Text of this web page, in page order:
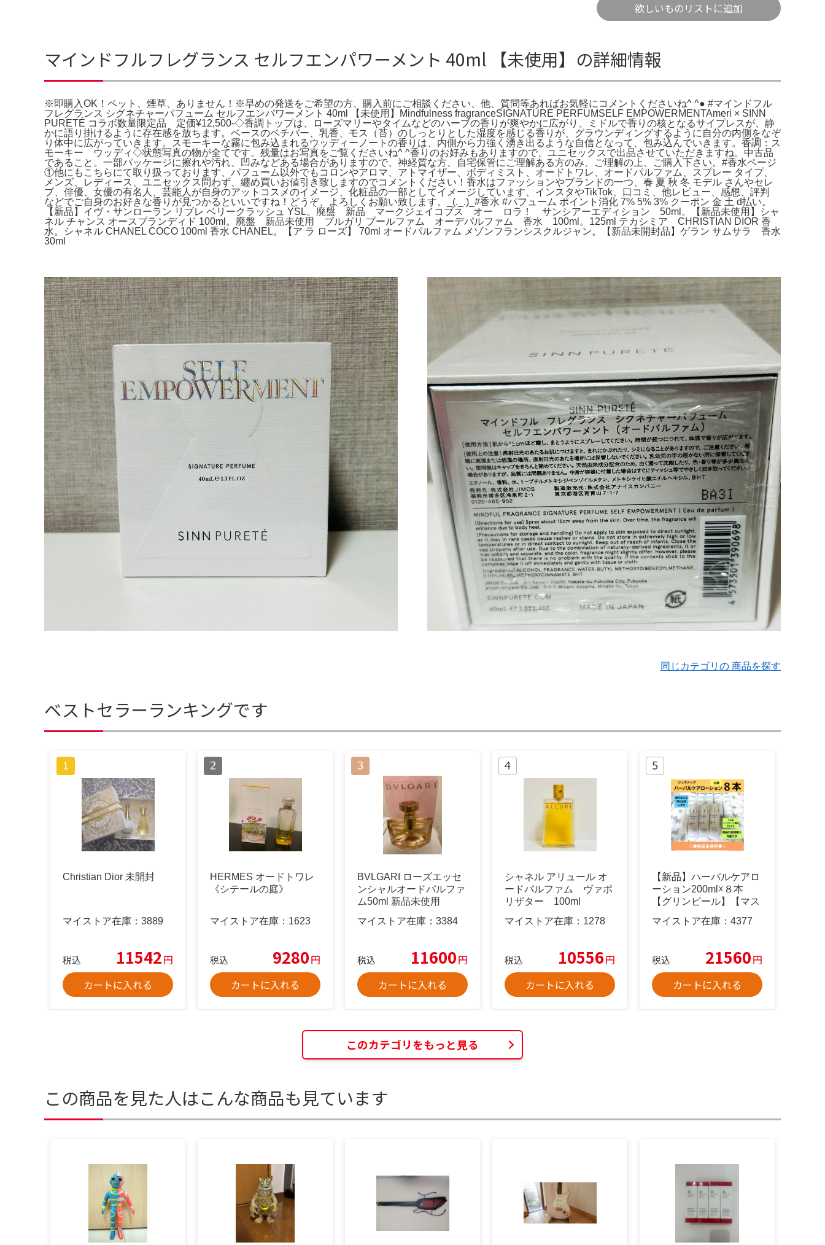
欲しいものリストに追加
マインドフルフレグランス セルフエンパワーメント 40ml 【未使用】の詳細情報
※即購入OK！ペット、煙草、ありません！※早めの発送をご希望の方、購入前にご相談ください、他、質問等あればお気軽にコメントくださいね^ ^● #マインドフル
フレグランス シグネチャーパフューム セルフエンパワーメント 40ml 【未使用】Mindfulness fragranceSIGNATURE PERFUMSELF EMPOWERMENTAmeri × SINN
PURETÉ コラボ数量限定品 定価¥12,500-◇香調トップは、ローズマリーやタイムなどのハーブの香りが爽やかに広がり、ミドルで香りの核となるサイプレスが、静
かに語り掛けるように存在感を放ちます。ベースのベチバー、乳香、モス（苔）のしっとりとした湿度を感じる香りが、グラウンディングするように自分の内側をなぞ
り体中に広がっていきます。スモーキーな霧に包み込まれるウッディーノートの香りは、内側から力強く湧き出るような自信となって、包み込んでいきます。香調：ス
モーキー ウッディ◇状態写真の物が全てです。残量はお写真をご覧くださいね^ ^香りのお好みもありますので、ユニセックスで出品させていただきますね。中古品
であること。一部パッケージに擦れや汚れ、凹みなどある場合がありますので、神経質な方、自宅保管にご理解ある方のみ、ご理解の上、ご購入下さい。#香水ページ
①他にもこちらにて取り扱っております、パフューム以外でもコロンやアロマ、アトマイザー、ボディミスト、オードトワレ、オードパルファム、スプレー タイプ、
メンズ、レディース、ユニセックス問わず、纏め買いお値引き致しますのでコメントください！香水はファッションやブランドの一つ、春 夏 秋 冬 モデル さんやセレ
ブ、俳優、女優の有名人、芸能人が自身のアットコスメのイメージ、化粧品の一部としてイメージしています、インスタやTikTok、口コミ、他レビュー、感想、評判
などでご自身のお好きな香りが見つかるといいですね！どうぞ、よろしくお願い致します。_(._.)_#香水 #パフューム ポイント消化 7% 5% 3% クーポン 金 土 d払い。
【新品】イヴ・サンローラン リブレ ベリークラッシュ YSL。廃盤 新品 マークジェイコブス オー ロラ！ サンシアーエディション 50ml。【新品未使用】シャ
ネル チャンス オースプランディド 100ml。廃盤 新品未使用 ブルガリ プールファム オーデパルファム 香水 100ml。125ml テカシミア CHRISTIAN DIOR 香
水。シャネル CHANEL COCO 100ml 香水 CHANEL。【ア ラ ローズ】 70ml オードパルファム メゾンフランシスクルジャン。【新品未開封品】ゲラン サムサラ 香水
30ml
同じカテゴリの 商品を探す
ベストセラーランキングです
Christian Dior 未開封
マイストア在庫： 3889
税込 11542円
カートに入れる
HERMES オードトワレ
《シテールの庭》
マイストア在庫： 1623
税込 9280円
カートに入れる
BVLGARI ローズエッセ
ンシャルオードパルファ
ム50ml 新品未使用
マイストア在庫： 3384
税込 11600円
カートに入れる
シャネル アリュール オ
ードパルファム ヴァポ
リザター 100ml
マイストア在庫： 1278
税込 10556円
カートに入れる
【新品】ハーバルケアロ
ーション200ml☓８本
【グリンピール】【マス
マイストア在庫： 4377
税込 21560円
カートに入れる
このカテゴリをもっと見る
この商品を見た人はこんな商品も見ています